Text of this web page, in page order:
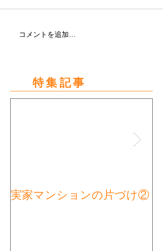
コメントを追加…
特集記事
実家マンションの片づけ②